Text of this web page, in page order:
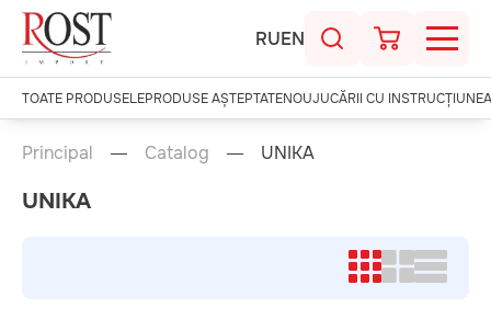
RUEN
TOATE PRODUSELEPRODUSE AȘTEPTATENOUJUCĂRII CU
Principal Catalog UNIKA
UNIKA